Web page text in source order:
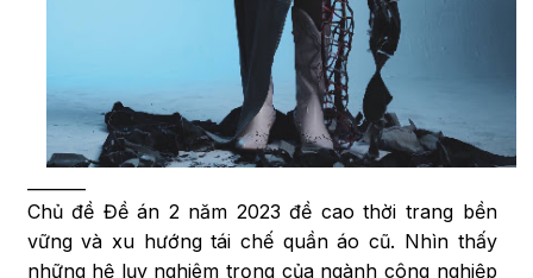
Chủ đề Đề án 2 năm 2023 đề cao thời trang bền
vững và xu hướng tái chế quần áo cũ. Nhìn thấy
những hệ lụy nghiêm trọng của ngành công nghiệp